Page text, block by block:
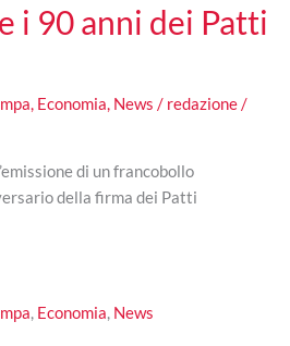
i 90 anni dei Patti
, Economia, News / redazione/
di un francobollo
della firma dei Patti
, Economia, News